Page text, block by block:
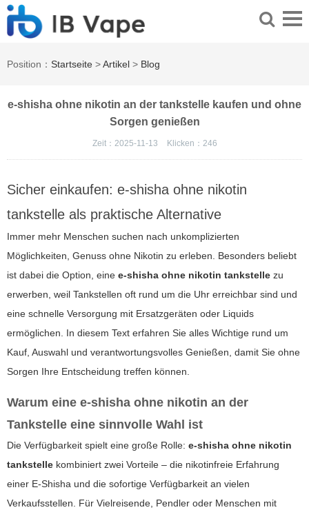
Position： Startseite >Artikel > Blog
e-shisha ohne nikotin an der tankstelle kaufen und ohne
Sorgen genießen
Zeit：2025-11-13 Klicken： 246
Sicher einkaufen: e-shisha ohne nikotin
tankstelle als praktische Alternative
Immer mehr Menschen suchen nach unkomplizierten
Möglichkeiten, Genuss ohne Nikotin zu erleben. Besonders beliebt
ist dabei die Option, eine e-shisha ohne nikotin tankstelle zu
erwerben, weil Tankstellen oft rund um die Uhr erreichbar sind und
eine schnelle Versorgung mit Ersatzgeräten oder Liquids
ermöglichen. In diesem Text erfahren Sie alles Wichtige rund um
Kauf, Auswahl und verantwortungsvolles Genießen, damit Sie ohne
Sorgen Ihre Entscheidung treffen können.
Warum eine e-shisha ohne nikotin an der
Tankstelle eine sinnvolle Wahl ist
Die Verfügbarkeit spielt eine große Rolle: e-shisha ohne nikotin
tankstelle kombiniert zwei Vorteile – die nikotinfreie Erfahrung
einer E-Shisha und die sofortige Verfügbarkeit an vielen
Verkaufsstellen. Für Vielreisende, Pendler oder Menschen mit